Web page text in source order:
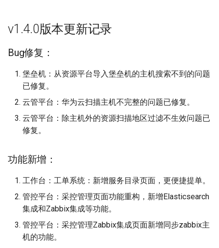
v1.4.0版本更新记录
Bug修复：
堡垒机：从资源平台导入堡垒机的主机搜索不到的问题
已修复。
云管平台：华为云扫描主机不完整的问题已修复。
云管平台：除主机外的资源扫描地区过滤不生效问题已
修复。
功能新增：
工作台：工单系统：新增服务目录页面，更便捷提单。
管控平台：采控管理页面功能重构，新增Elasticsearch
集成和Zabbix集成等功能。
管控平台：采控管理Zabbix集成页面新增同步zabbix主
机的功能。